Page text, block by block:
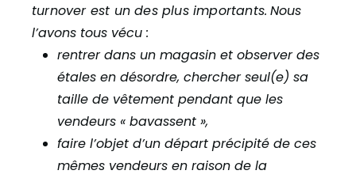
turnover est un des plus importants. Nous
l’avons tous vécu :
rentrer dans un magasin et observer des
étales en désordre, chercher seul(e) sa
taille de vêtement pendant que les
vendeurs « bavassent »,
faire l’objet d’un départ précipité de ces
mêmes vendeurs en raison de la